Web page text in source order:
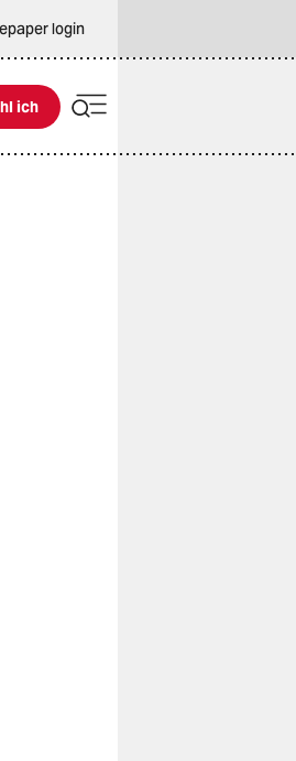
epaper login
ich